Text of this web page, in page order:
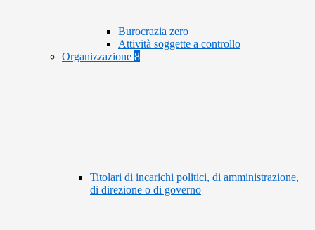
Burocrazia zero
Attività soggette a controllo
Organizzazione 8
Titolari di incarichi politici, di amministrazione,
di direzione o di governo